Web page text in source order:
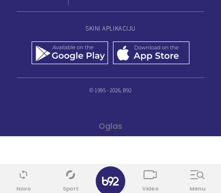
SKINI APLIKACIJU
© 1995 - 2026, B92
Novo Sport Video Menu
✕